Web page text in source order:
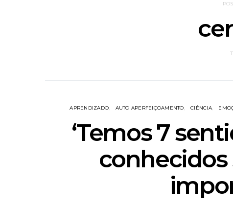
APRENDIZADO AUTO APERFEIÇOAMENTO CIÊNCIA
‘Temos 7
conhecidos